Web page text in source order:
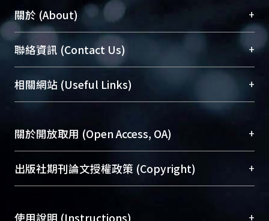
關於 (About) +
臺大位居世界頂尖大學之列，為永久珍藏及向國際
展現本校豐碩的研究成果及學術能量，圖書館整合
機構典藏（NTUR）與學術庫（AH）不同功能平
台，成為臺大學術典藏NTU scholars。期能整合研
究能量、促進交流合作、保存學術產出、推廣研究
成果。
To permanently archive and promote researcher
profiles and scholarly works, Library integrates the
services of “NTU Repository” with “Academic
聯絡資訊 (Contact Us) +
總館學科館員(Main Library)
醫學圖書館學科館員(Medical Library)
(Social
Sciences Library)
相關網站 (Useful Links) +
關於開放取用 (Open Access, OA) +
開放取用是從使用者角度提升資訊取用性的社會運
動，應用在學術研究上是透過將研究著作公開供使
用逐年攀升。同時可加速研究發展、提升研究影響
出版社期刊論文授權政策 (Copyright) +
使用說明 (Instructions) +